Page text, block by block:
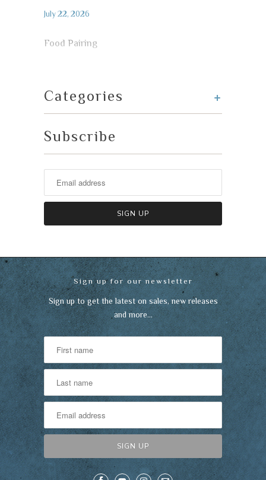
July 22, 2026
Food Pairing
+
Categories
Subscribe
Sign up for our newsletter
Sign up to get the latest on sales, new releases
and more…